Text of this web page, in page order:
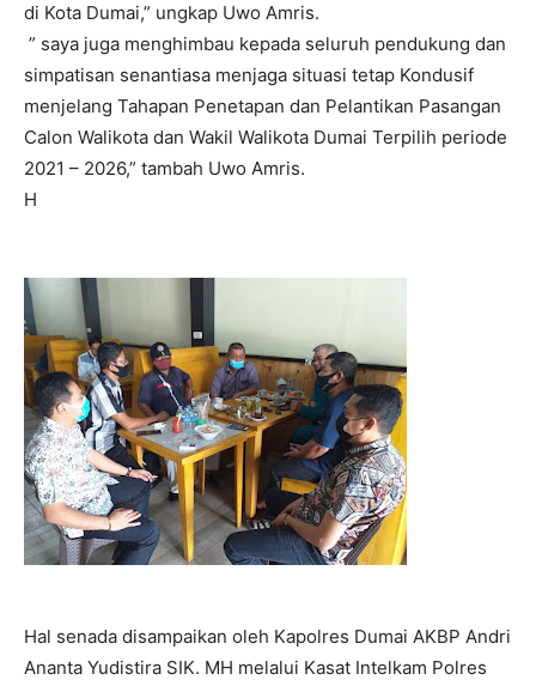
di Kota Dumai,” ungkap Uwo Amris.
” saya juga menghimbau kepada seluruh pendukung dan
simpatisan senantiasa menjaga situasi tetap Kondusif
menjelang Tahapan Penetapan dan Pelantikan Pasangan
Calon Walikota dan Wakil Walikota Dumai Terpilih periode
2021 – 2026,” tambah Uwo Amris.
H
Hal senada disampaikan oleh Kapolres Dumai AKBP Andri
Ananta Yudistira SIK. MH melalui Kasat Intelkam Polres